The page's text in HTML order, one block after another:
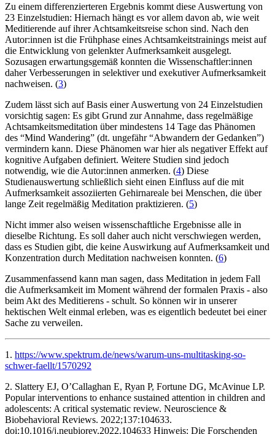
Zu einem differenzierteren Ergebnis kommt diese Auswertung von
23 Einzelstudien: Hiernach hängt es vor allem davon ab, wie weit
Meditierende auf ihrer Achtsamkeitsreise schon sind. Nach den
Autor:innen ist die Frühphase eines Achtsamkeitstrainings meist auf
die Entwicklung von gelenkter Aufmerksamkeit ausgelegt.
Sozusagen erwartungsgemäß konnten die Wissenschaftler:innen
daher Verbesserungen in selektiver und exekutiver Aufmerksamkeit
nachweisen. (3)
Zudem lässt sich auf Basis einer Auswertung von 24 Einzelstudien
vorsichtig sagen: Es gibt Grund zur Annahme, dass regelmäßige
Achtsamkeitsmeditation über mindestens 14 Tage das Phänomen
des “Mind Wandering” (dt. ungefähr “Abwandern der Gedanken”)
vermindern kann. Diese Phänomen war hier als negativer Effekt auf
kognitive Aufgaben definiert. Weitere Studien sind jedoch
notwendig, wie die Autor:innen anmerken. (4) Diese
Studienauswertung schließlich sieht einen Einfluss auf die mit
Aufmerksamkeit assoziierten Gehirnareale bei Menschen, die über
lange Zeit regelmäßig Meditation praktizieren. (5)
Nicht immer also weisen wissenschaftliche Ergebnisse alle in
dieselbe Richtung. Es soll daher auch nicht verschwiegen werden,
dass es Studien gibt, die keine Auswirkung auf Aufmerksamkeit und
Konzentration durch Meditation nachweisen konnten. (6)
Zusammenfassend kann man sagen, dass Meditation in jedem Fall
die Aufmerksamkeit im Moment während der formalen Praxis - also
beim Akt des Meditierens - schult. So können wir in unserer
hektischen Welt einmal erleben, was es eigentlich bedeutet bei einer
Sache zu verweilen.
1. https://www.spektrum.de/news/warum-uns-multitasking-so-
schwer-faellt/1570292
2. Slattery EJ, O’Callaghan E, Ryan P, Fortune DG, McAvinue LP.
Popular interventions to enhance sustained attention in children and
adolescents: A critical systematic review. Neuroscience &
Biobehavioral Reviews. 2022;137:104633.
doi:10.1016/j.neubiorev.2022.104633 ‌Hinweis: Die Forschenden